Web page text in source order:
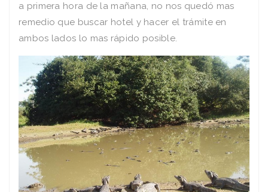
a primera hora de la mañana, no nos quedó mas
remedio que buscar hotel y hacer el trámite en
ambos lados lo mas rápido posible.